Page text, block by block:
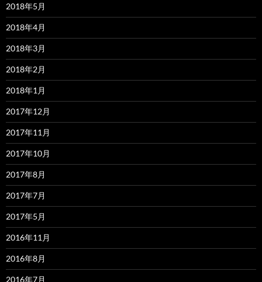
2018年5月
2018年4月
2018年3月
2018年2月
2018年1月
2017年12月
2017年11月
2017年10月
2017年8月
2017年7月
2017年5月
2016年11月
2016年8月
2016年7月